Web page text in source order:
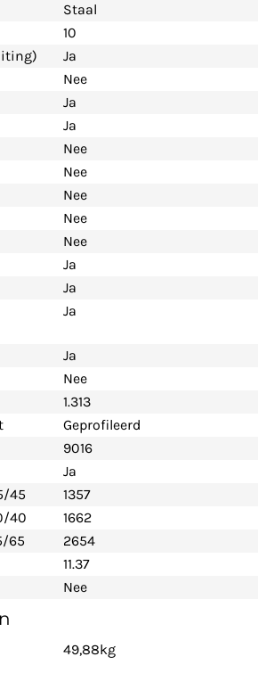
Staal
10
Ja
Nee
Ja
Ja
Nee
Nee
Nee
Nee
Nee
Ja
Ja
Ja
Ja
Nee
1.313
Geprofileerd
9016
Ja
45
1357
40
1662
65
2654
11.37
Nee
49,88kg